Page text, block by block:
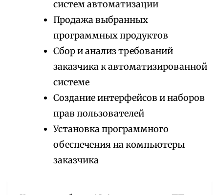
систем автоматизации
Продажа выбранных
программных продуктов
Сбор и анализ требований
заказчика к автоматизированной
системе
Создание интерфейсов и наборов
прав пользователей
Установка программного
обеспечения на компьютеры
заказчика